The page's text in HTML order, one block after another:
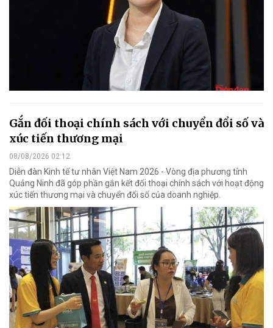
Gắn đối thoại chính sách với chuyển đổi số và
xúc tiến thương mại
08/08/2026 02:12
Diễn đàn Kinh tế tư nhân Việt Nam 2026 - Vòng địa phương tỉnh
Quảng Ninh đã góp phần gắn kết đối thoại chính sách với hoạt động
xúc tiến thương mại và chuyển đổi số của doanh nghiệp.